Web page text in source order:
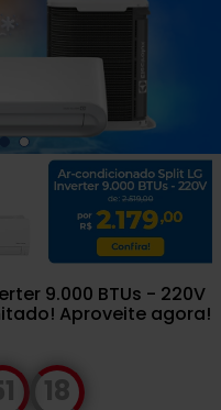
9.000 BTUs - 220V
Aproveite agora!
17